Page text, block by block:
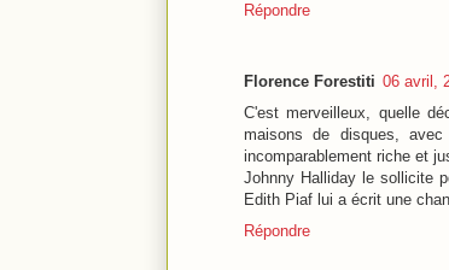
Répondre
Florence Forestiti 06 avril,
C'est merveilleux, quelle
maisons de disques,
incomparablement riche et
Johnny Halliday le sollicite
Edith Piaf lui a écrit une
Répondre